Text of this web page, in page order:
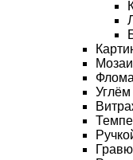
Углём